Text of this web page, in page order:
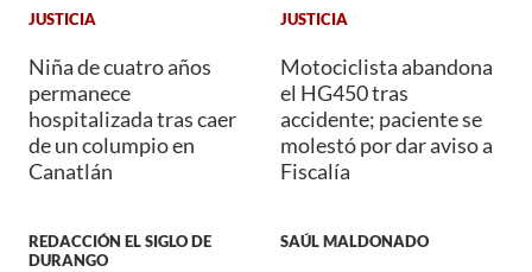
JUSTICIA
Niña de cuatro años
permanece
hospitalizada tras caer
de un columpio en
Canatlán
REDACCIÓN EL SIGLO DE
DURANGO
JUSTICIA
Motociclista abandona
el HG450 tras
accidente; paciente se
molestó por dar aviso a
Fiscalía
SAÚL MALDONADO